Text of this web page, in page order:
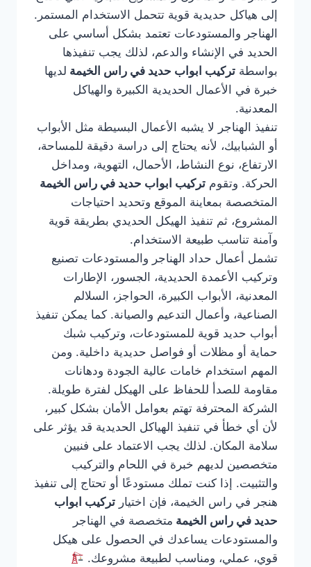
إلى هياكل حديدية قوية تتحمل الاستخدام المستمر.
الهناجر والمستودعات تعتمد بشكل أساسي على
الحديد في الإنشاء والدعم، لذلك يجب تنفيذها
بواسطة تركيب ابواب حديد في راس الخيمة لديها
خبرة في الأعمال الحديدية الكبيرة والهياكل
المعدنية.
تنفيذ الهناجر لا يشبه الأعمال البسيطة مثل الأبواب
أو الشبابيك، لأنه يحتاج إلى دراسة دقيقة للمساحة،
الارتفاع، نوع النشاط، الأحمال، التهوية، ومداخل
الحركة. وتقوم تركيب ابواب حديد في راس الخيمة
المتخصصة بمعاينة الموقع وتحديد احتياجات
المشروع، ثم تنفيذ الهيكل الحديدي بطريقة قوية
وآمنة تناسب طبيعة الاستخدام.
تشمل أعمال حداد الهناجر والمستودعات تصنيع
وتركيب الأعمدة الحديدية، الجسور، الإطارات
المعدنية، الأبواب الكبيرة، الحواجز، السلالم
الصناعية، وأعمال التدعيم والصيانة. كما يمكن تنفيذ
أبواب حديد قوية للمستودعات، وتركيب شبك
حماية أو مظلات أو فواصل حديدية داخلية. ومن
المهم استخدام خامات عالية الجودة ودهانات
مقاومة للصدأ للحفاظ على الهيكل لفترة طويلة.
الشركة المحترفة تهتم بعوامل الأمان بشكل كبير،
لأن أي خطأ في تنفيذ الهياكل الحديدية قد يؤثر على
سلامة المكان. لذلك يجب الاعتماد على فنيين
متخصصين لديهم خبرة في اللحام والتركيب
والتثبيت. إذا كنت تملك مستودعًا أو تحتاج إلى تنفيذ
هنجر في راس الخيمة، فإن اختيار تركيب ابواب
حديد في راس الخيمة متخصصة في الهناجر
والمستودعات يساعدك في الحصول على هيكل
قوي، عملي، ومناسب لطبيعة مشروعك.